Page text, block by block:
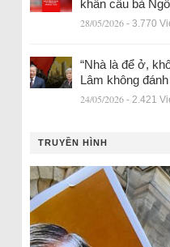
khẩn cầu bà
28/05/2026 - 3.770
“Nhà là để ở,
Lâm không
24/05/2026 - 2.421
TRUYỀN HÌNH